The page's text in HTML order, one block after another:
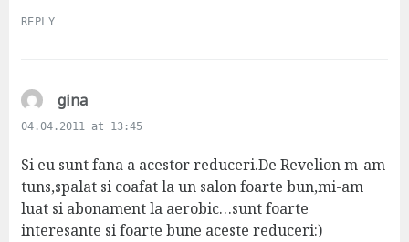
REPLY
ginas
a
s
:
04.04.2011 at 13:45
Si eu sunt fana a acestor reduceri.De Revelion m-am
tuns,spalat si coafat la un salon foarte bun,mi-am
luat si abonament la aerobic…sunt foarte
interesante si foarte bune aceste reduceri:)